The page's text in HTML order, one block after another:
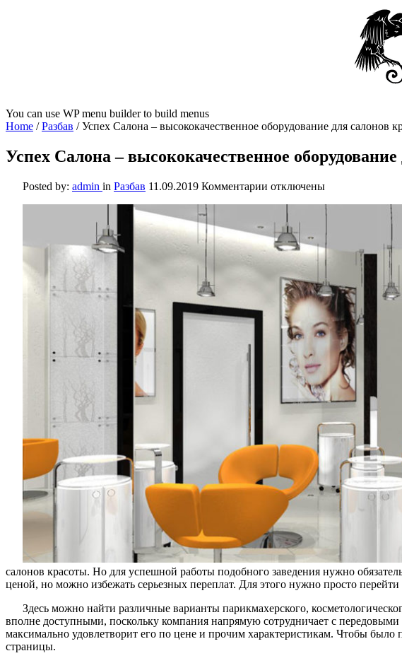
You can use WP menu builder to build menus
Home /Разбав /Успех Салона – высококачественное оборудование для салонов
Успех Салона – высококачественное
Posted by: admin in Разбав 11.09.2019 Комментарии
к
Успех
Салона
–
высококачественное
оборудование
для
салонов
красоты
отключены
салонов красоты. Но для успешной работы подобного заведения нужно
ценой, но можно избежать серьезных переплат. Для этого нужно просто
Здесь можно найти различные варианты парикмахерского,
вполне доступными, поскольку компания напрямую сотрудничает с
максимально удовлетворит его по цене и прочим характеристикам. Чтобы
страницы.